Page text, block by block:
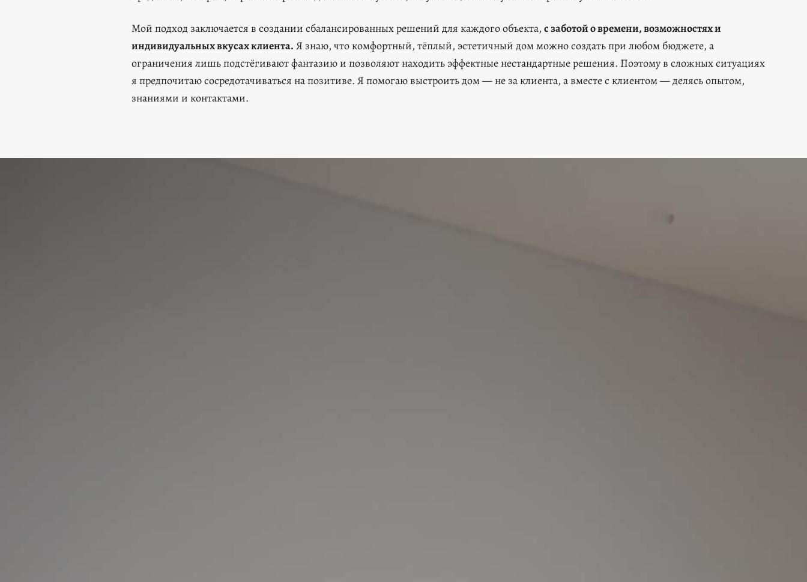
Мой подход заключается в создании сбалансированных решений для каждого объекта,с заботой о времени, возможностях и
индивидуальных вкусах клиента. Я знаю, что комфортный, тёплый, эстетичный дом можно создать при любом бюджете, а
ограничения лишь подстёгивают фантазию и позволяют находить эффектные нестандартные решения. Поэтому в сложных ситуациях
я предпочитаю сосредотачиваться на позитиве. Я помогаю выстроить дом — не за клиента, а вместе с клиентом — делясь опытом,
знаниями и контактами.